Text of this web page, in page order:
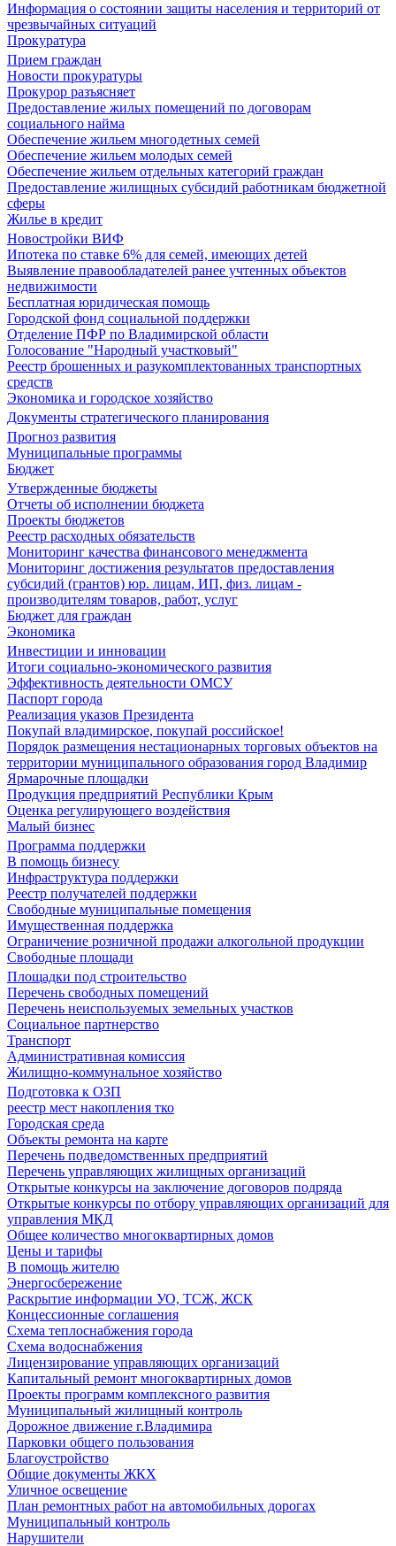
Информация о состоянии защиты населения и территорий от
чрезвычайных ситуаций
Прокуратура
Прием граждан
Новости прокуратуры
Прокурор разъясняет
Предоставление жилых помещений по договорам
социального найма
Обеспечение жильем многодетных семей
Обеспечение жильем молодых семей
Обеспечение жильем отдельных категорий граждан
Предоставление жилищных субсидий работникам бюджетной
сферы
Жилье в кредит
Новостройки ВИФ
Ипотека по ставке 6% для семей, имеющих детей
Выявление правообладателей ранее учтенных объектов
недвижимости
Бесплатная юридическая помощь
Городской фонд социальной поддержки
Отделение ПФР по Владимирской области
Голосование "Народный участковый"
Реестр брошенных и разукомплектованных транспортных
средств
Экономика и городское хозяйство
Документы стратегического планирования
Прогноз развития
Муниципальные программы
Бюджет
Утвержденные бюджеты
Отчеты об исполнении бюджета
Проекты бюджетов
Реестр расходных обязательств
Мониторинг качества финансового менеджмента
Мониторинг достижения результатов предоставления
субсидий (грантов) юр. лицам, ИП, физ. лицам -
производителям товаров, работ, услуг
Бюджет для граждан
Экономика
Инвестиции и инновации
Итоги социально-экономического развития
Эффективность деятельности ОМСУ
Паспорт города
Реализация указов Президента
Покупай владимирское, покупай российское!
Порядок размещения нестационарных торговых объектов на
территории муниципального образования город Владимир
Ярмарочные площадки
Продукция предприятий Республики Крым
Оценка регулирующего воздействия
Малый бизнес
Программа поддержки
В помощь бизнесу
Инфраструктура поддержки
Реестр получателей поддержки
Свободные муниципальные помещения
Имущественная поддержка
Ограничение розничной продажи алкогольной продукции
Свободные площади
Площадки под строительство
Перечень свободных помещений
Перечень неиспользуемых земельных участков
Социальное партнерство
Транспорт
Административная комиссия
Жилищно-коммунальное хозяйство
Подготовка к ОЗП
реестр мест накопления тко
Городская среда
Объекты ремонта на карте
Перечень подведомственных предприятий
Перечень управляющих жилищных организаций
Открытые конкурсы на заключение договоров подряда
Открытые конкурсы по отбору управляющих организаций для
управления МКД
Общее количество многоквартирных домов
Цены и тарифы
В помощь жителю
Энергосбережение
Раскрытие информации УО, ТСЖ, ЖСК
Концессионные соглашения
Схема теплоснабжения города
Схема водоснабжения
Лицензирование управляющих организаций
Капитальный ремонт многоквартирных домов
Проекты программ комплексного развития
Муниципальный жилищный контроль
Дорожное движение г.Владимира
Парковки общего пользования
Благоустройство
Общие документы ЖКХ
Уличное освещение
План ремонтных работ на автомобильных дорогах
Муниципальный контроль
Нарушители